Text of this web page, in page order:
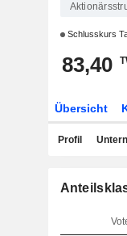
Schlusskurs
83,40
Übersicht
Profil